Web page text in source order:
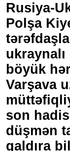
Rusiya-
Polşa
ukraynalı
böyük
Varşava
son
düşmən
qaldıra